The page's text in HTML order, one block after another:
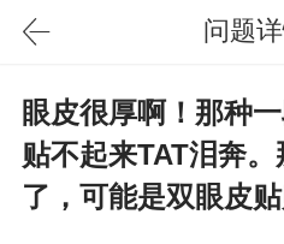
问题
眼皮很厚啊！那种
贴不起来TAT泪奔
了，可能是双眼皮贴